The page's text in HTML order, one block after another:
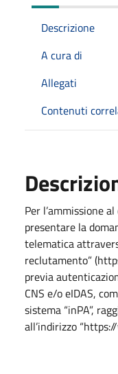
Descrizione
A cura di
Allegati
Contenuti
Per l’ammissione
presentare la
telematica
reclutamento”
previa
CNS e/o eIDAS,
sistema “inPA”,
all’indirizzo